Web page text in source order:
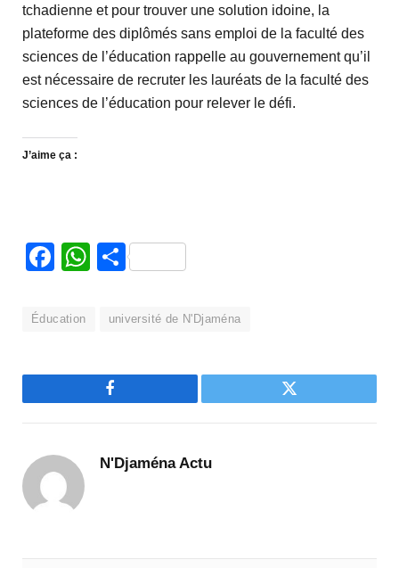
tchadienne et pour trouver une solution idoine, la
plateforme des diplômés sans emploi de la faculté des
sciences de l’éducation rappelle au gouvernement qu’il
est nécessaire de recruter les lauréats de la faculté des
sciences de l’éducation pour relever le défi.
J’aime ça :
Facebook
WhatsApp
Partager
Éducation université de N'Djaména
Facebook Twitter
N'Djaména Actu